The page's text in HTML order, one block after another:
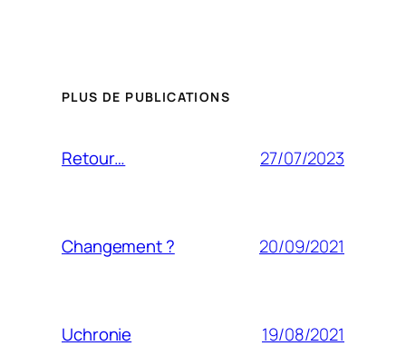
PLUS DE PUBLICATIONS
Retour… 27/07/2023
Changement ? 20/09/2021
Uchronie 19/08/2021